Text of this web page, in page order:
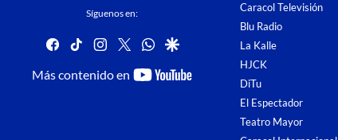
Síguenos en:
facebook
tiktokinstagram
twitterwhatsapp
google
Más contenido en
youtube-
Caracol Televisión
Blu Radio
La Kalle
HJCK
DiTu
El Espectador
Teatro Mayor